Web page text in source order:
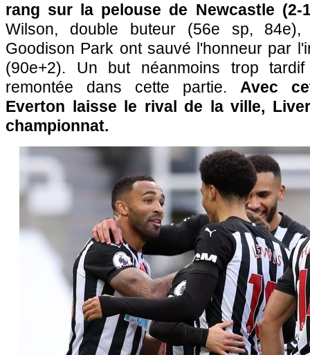
rang sur la pelouse de Newcastle (2-
Wilson, double buteur (56e sp, 84e),
Goodison Park ont sauvé l'honneur par
(90e+2). Un but néanmoins trop
remontée dans cette partie. Avec
Everton laisse le rival de la ville,
championnat.